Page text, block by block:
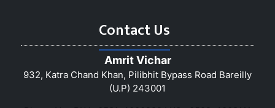
Contact Us
Amrit Vichar
932, Katra Chand Khan, Pilibhit Bypass Road Bareilly
(U.P) 243001